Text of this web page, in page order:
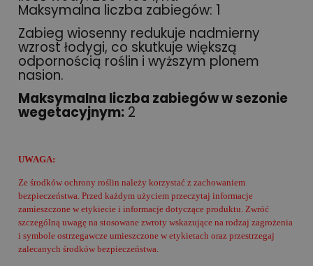
Maksymalna liczba zabiegów: 1
Zabieg wiosenny redukuje nadmierny
wzrost łodygi, co skutkuje większą
odpornością roślin i wyższym plonem
nasion.
Maksymalna liczba zabiegów w sezonie
wegetacyjnym: 2
UWAGA:
Ze środków ochrony roślin należy korzystać z zachowaniem
bezpieczeństwa. Przed każdym użyciem przeczytaj informacje
zamieszczone w etykiecie i informacje dotyczące produktu. Zwróć
szczególną uwagę na stosowane zwroty wskazujące na rodzaj zagrożenia
i symbole ostrzegawcze umieszczone w etykietach oraz przestrzegaj
zalecanych środków bezpieczeństwa.